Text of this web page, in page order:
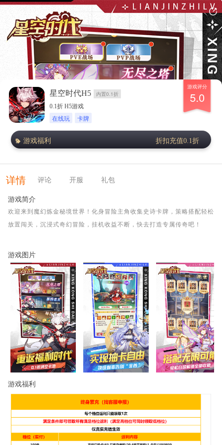
星空时代H5
内置0.1折
0.1折 H5游戏
在线玩 卡牌
游戏评分
5.0
游戏福利 折扣充值0.1折
详情 评论 开服 礼包
游戏简介
欢迎来到魔幻炼金秘境世界！化身冒险主角收集史诗卡牌，策略搭配轻松
放置闯关，沉浸式奇幻冒险，挂机收益不断，快去打造专属传奇吧！
游戏图片
游戏福利